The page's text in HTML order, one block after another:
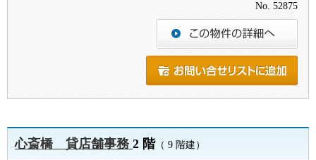
No. 52875
心斎橋 貸店舗事務2 階（ 9 階建）